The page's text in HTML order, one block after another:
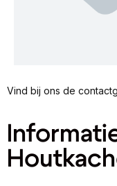
Vind bij ons de